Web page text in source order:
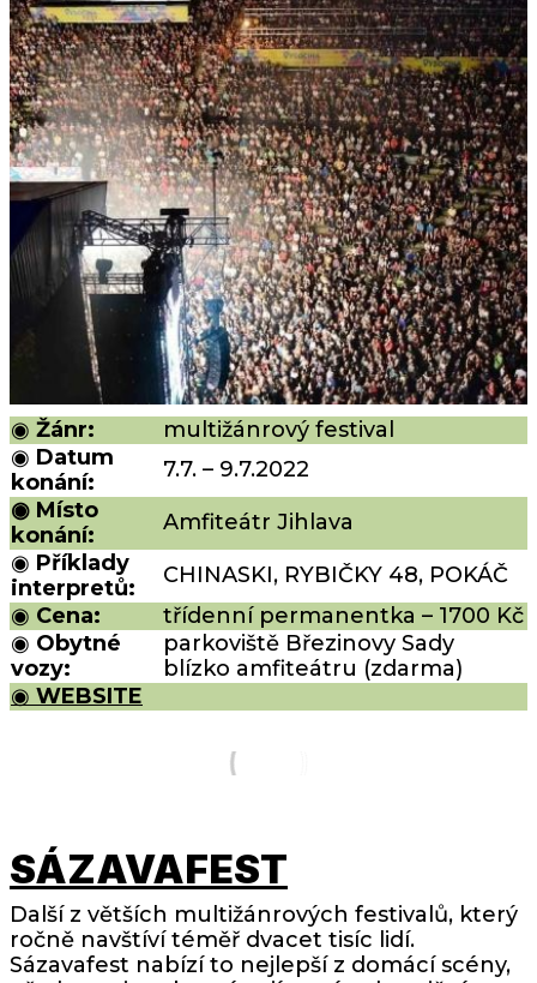
◉ Žánr:
multižánrový festival
◉ Datum
konání:
7.7. – 9.7.2022
◉ Místo
konání:
Amfiteátr Jihlava
◉ Příklady
interpretů:
CHINASKI, RYBIČKY 48, POKÁČ
◉ Cena:
třídenní permanentka – 1700 Kč
◉ Obytné
vozy:
parkoviště Březinovy Sady
blízko amfiteátru (zdarma)
◉ WEBSITE
SÁZAVAFEST
Další z větších multižánrových festivalů, který
ročně navštíví téměř dvacet tisíc lidí.
Sázavafest nabízí to nejlepší z domácí scény,